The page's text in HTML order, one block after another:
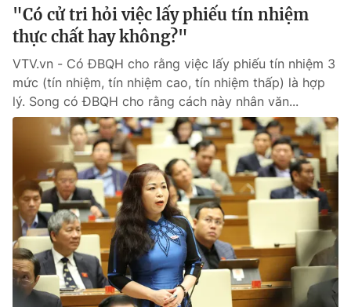
"Có cử tri hỏi việc lấy phiếu tín nhiệm
thực chất hay không?"
VTV.vn - Có ĐBQH cho rằng việc lấy phiếu tín nhiệm 3
mức (tín nhiệm, tín nhiệm cao, tín nhiệm thấp) là hợp
lý. Song có ĐBQH cho rằng cách này nhân văn...